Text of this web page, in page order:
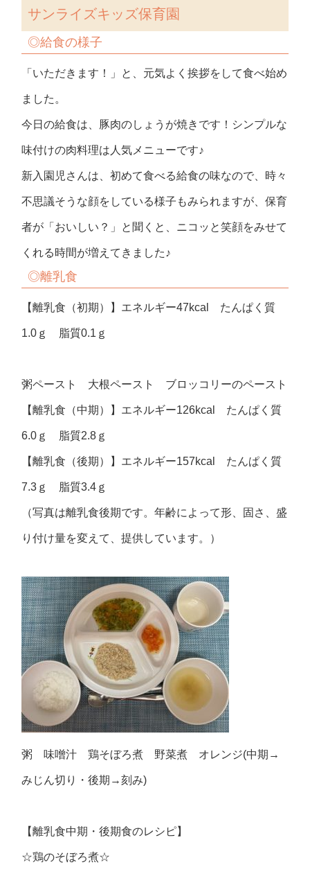
サンライズキッズ保育園
◎給食の様子
「いただきます！」と、元気よく挨拶をして食べ始め
ました。
今日の給食は、豚肉のしょうが焼きです！シンプルな
味付けの肉料理は人気メニューです♪
新入園児さんは、初めて食べる給食の味なので、時々
不思議そうな顔をしている様子もみられますが、保育
者が「おいしい？」と聞くと、ニコッと笑顔をみせて
くれる時間が増えてきました♪
◎離乳食
【離乳食（初期）】エネルギー47kcal たんぱく質
1.0ｇ 脂質0.1ｇ
粥ペースト 大根ペースト ブロッコリーのペースト
【離乳食（中期）】エネルギー126kcal たんぱく質
6.0ｇ 脂質2.8ｇ
【離乳食（後期）】エネルギー157kcal たんぱく質
7.3ｇ 脂質3.4ｇ
（写真は離乳食後期です。年齢によって形、固さ、盛
り付け量を変えて、提供しています。）
粥 味噌汁 鶏そぼろ煮 野菜煮 オレンジ(中期→
みじん切り・後期→刻み)
【離乳食中期・後期食のレシピ】
☆鶏のそぼろ煮☆